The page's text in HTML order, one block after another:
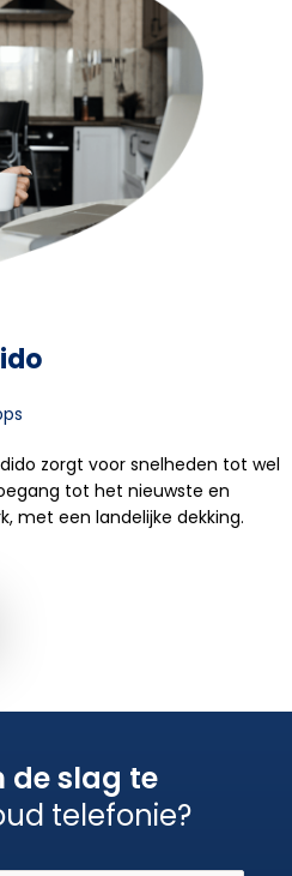
zorgt voor snelheden tot wel
tot het nieuwste en
met een landelijke dekking.
de slag te
telefonie?